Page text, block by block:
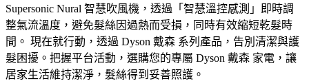
Supersonic Nural 智慧吹風機，透過「智慧溫控感測」即時調
整氣流溫度，避免髮絲因過熱而受損，同時有效縮短乾髮時
間。 現在就行動，透過 Dyson 戴森 系列產品，告別清潔與護
髮困擾。把握平台活動，選購您的專屬 Dyson 戴森 家電，讓
居家生活維持潔淨，髮絲得到妥善照護。